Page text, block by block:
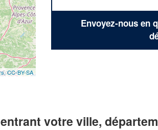
CC-BY-SA
Envoyez-nous en
votre ville,